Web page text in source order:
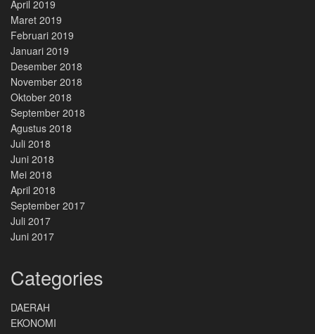
April 2019
Maret 2019
Februari 2019
Januari 2019
Desember 2018
November 2018
Oktober 2018
September 2018
Agustus 2018
Juli 2018
Juni 2018
Mei 2018
April 2018
September 2017
Juli 2017
Juni 2017
Categories
DAERAH
EKONOMI